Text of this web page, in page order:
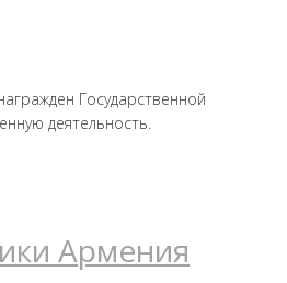
Государственной
деятельность.
Армения